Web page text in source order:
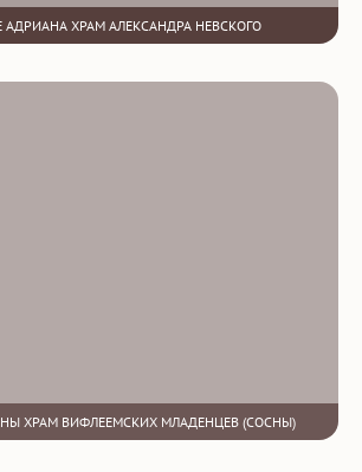
АДРИАНА ХРАМ АЛЕКСАНДРА НЕВСКОГО
ХРАМ ВИФЛЕЕМСКИХ МЛАДЕНЦЕВ (СОСНЫ)